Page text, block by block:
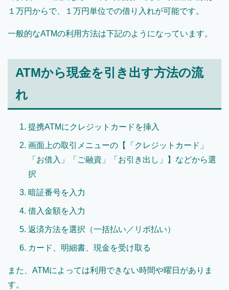
１万円からで、１万円単位での借り入れが可能です。
一般的なATMの利用方法は下記のようになっています。
ATMから現金を引き出す方法の流
れ
提携ATMにクレジットカードを挿入
画面上の取引メニューの【「クレジットカード」
「お借入」「ご融資」「お引き出し」】などから選
択
暗証番号を入力
借入金額を入力
返済方法を選択（一括払い／リボ払い）
カード、明細書、現金を受け取る
また、ATMによっては利用できない時間や曜日がありま
す。